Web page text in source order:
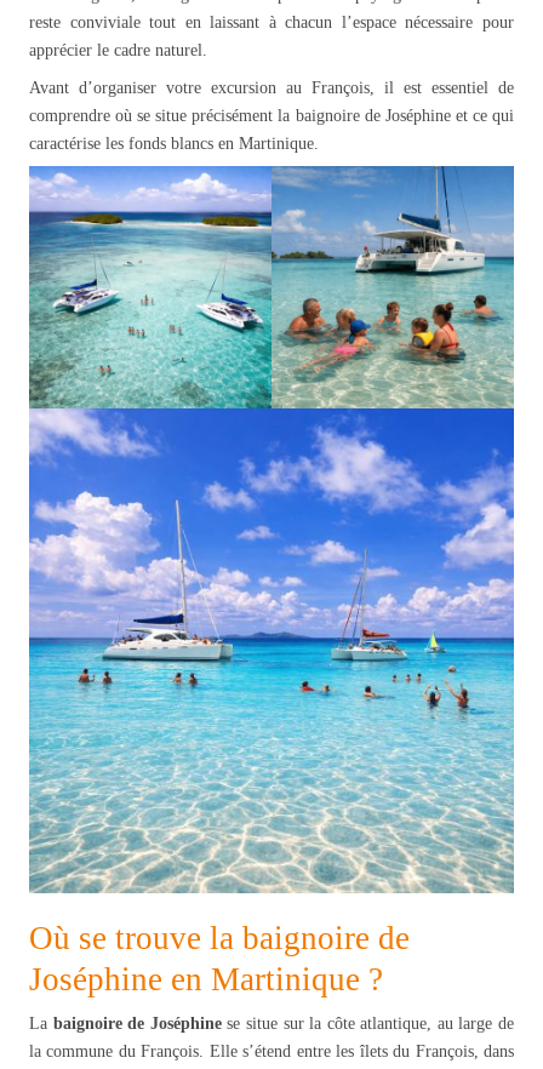
reste conviviale tout en laissant à chacun l’espace nécessaire pour
apprécier le cadre naturel.
Avant d’organiser votre excursion au François, il est essentiel de
comprendre où se situe précisément la baignoire de Joséphine et ce qui
caractérise les fonds blancs en Martinique.
Où se trouve la baignoire de
Joséphine en Martinique ?
La baignoire de Joséphinese situe sur la côte atlantique, au large de
la commune du François. Elle s’étend entre les îlets du François, dans